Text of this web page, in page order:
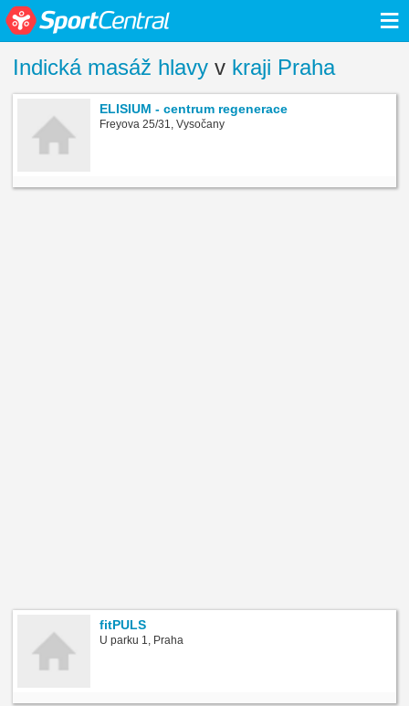
≡
Indická masáž hlavy v kraji Praha
ELISIUM - centrum regenerace
Freyova 25/31, Vysočany
fitPULS
U parku 1, Praha